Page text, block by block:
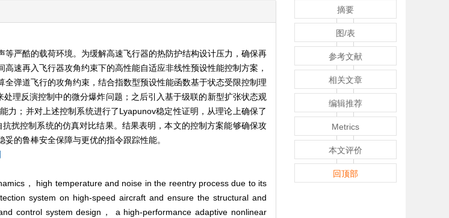
严酷的载荷环境。为缓解高速飞行器的热防护结构设计压力，确保再
速再入飞行器攻角约束下的高性能自适应非线性预设性能控制方案，
弹道飞行的攻角约束，结合指数型预设性能函数基于状态受限控制理
理反演控制中的微分爆炸问题；之后引入基于级联的新型扩张状态观
力；并对上述控制系统进行了Lyapunov稳定性证明，从理论上确保了
扰控制系统的仿真对比结果。结果表明，本文的控制方案能够确保攻
的鲁棒安全保障与更优的指令跟踪性能。
， high temperature and noise in the reentry process due to its
system on high-speed aircraft and ensure the structural and
control system design， a high-performance adaptive nonlinear
摘要
图/表
参考文献
相关文章
编辑推荐
Metrics
本文评价
回顶部